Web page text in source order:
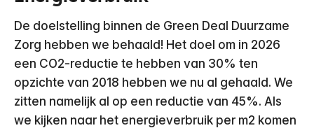
De doelstelling binnen de Green Deal Duurzame
Zorg hebben we behaald! Het doel om in 2026
een CO2-reductie te hebben van 30% ten
opzichte van 2018 hebben we nu al gehaald. We
zitten namelijk al op een reductie van 45%. Als
we kijken naar het energieverbruik per m2 komen